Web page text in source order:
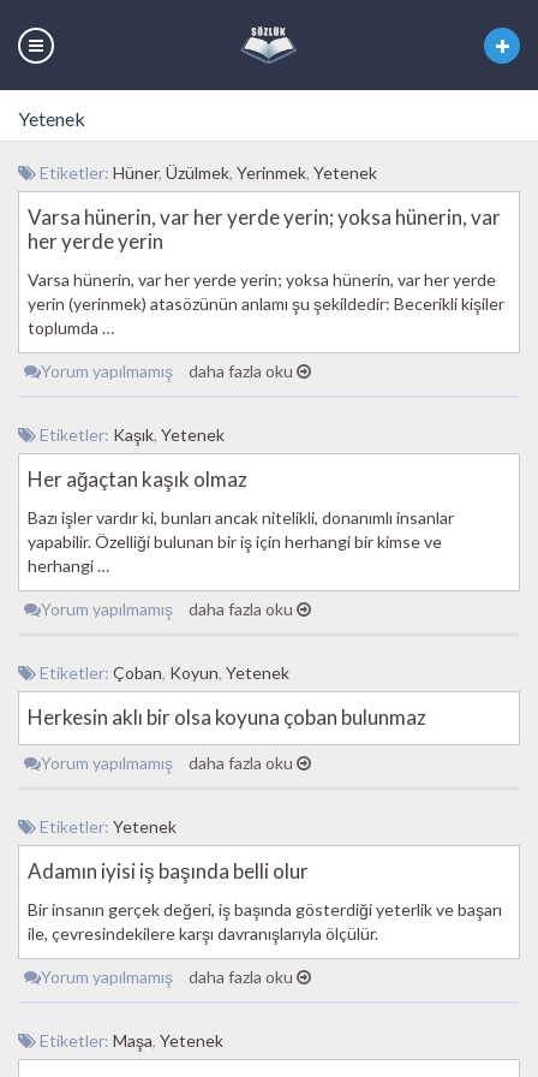
Yetenek
Etiketler: Hüner, Üzülmek, Yerinmek, Yetenek
Varsa hünerin, var her yerde yerin; yoksa hünerin, var
her yerde yerin
Varsa hünerin, var her yerde yerin; yoksa hünerin, var her yerde
yerin (yerinmek) atasözünün anlamı şu şekildedir: Becerikli kişiler
toplumda …
Yorum yapılmamış daha fazla oku
Etiketler: Kaşık, Yetenek
Her ağaçtan kaşık olmaz
Bazı işler vardır ki, bunları ancak nitelikli, donanımlı insanlar
yapabilir. Özelliği bulunan bir iş için herhangi bir kimse ve
herhangi …
Yorum yapılmamış daha fazla oku
Etiketler: Çoban, Koyun, Yetenek
Herkesin aklı bir olsa koyuna çoban bulunmaz
Yorum yapılmamış daha fazla oku
Etiketler: Yetenek
Adamın iyisi iş başında belli olur
Bir insanın gerçek değeri, iş başında gösterdiği yeterlik ve başarı
ile, çevresindekilere karşı davranışlarıyla ölçülür.
Yorum yapılmamış daha fazla oku
Etiketler: Maşa, Yetenek